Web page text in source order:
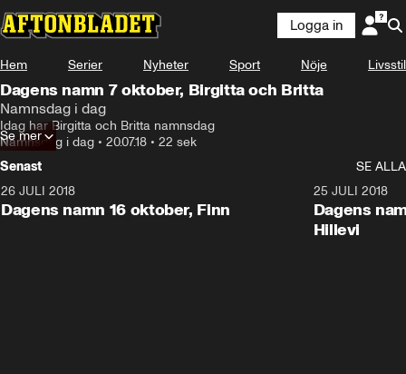
Logga in
Hem Serier Nyheter Sport Nöje Livsstil
Dagens namn 7 oktober, Birgitta och Britta
Namnsdag i dag
Idag har Birgitta och Britta namnsdag
Namnsdag i dag • 20.07.18 • 22 sek
Se mer
Senast
SE ALLA
26 JULI 2018
Dagens namn 16 oktober, Finn
25 JULI 2018
Dagens
Hillevi